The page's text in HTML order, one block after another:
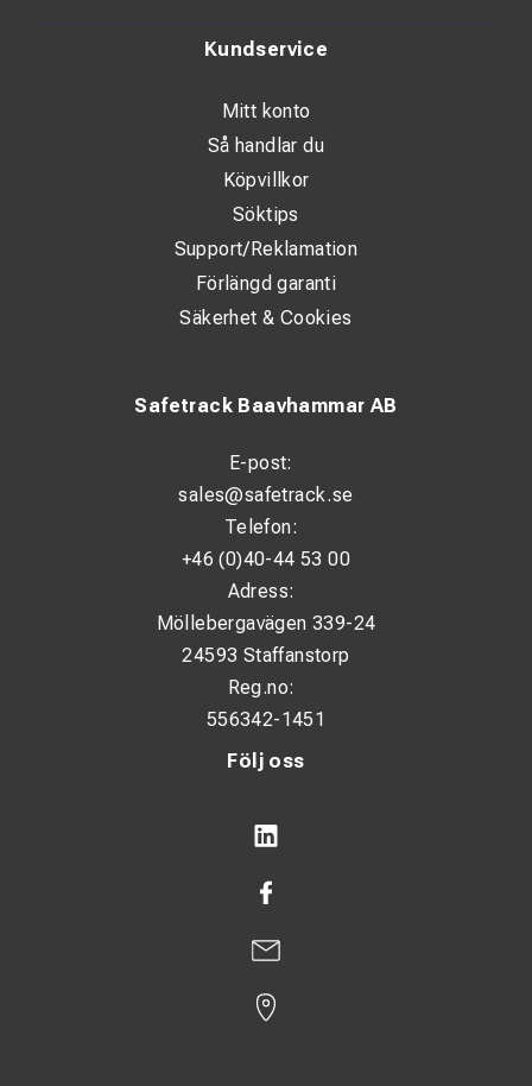
grepp. Skärdjupet justeras enkelt för att undvika skador på
Tekniska specifikationer
Arbetsområde: 35–50 mm Ø
Handtag: Ergonomiskt tvåkomponentshandtag
Följ oss
Safetrack Baavhammar AB
E-post:
sales@safetrack.se
Telefon:
+46 (0)40-44 53 00
Adress:
Möllebergavägen 339-24
24593 Staffanstorp
Reg.no:
556342-1451
Kundservice
Mitt konto
Så handlar du
Köpvillkor
Söktips
Support/Reklamation
Förlängd garanti
Säkerhet & Cookies